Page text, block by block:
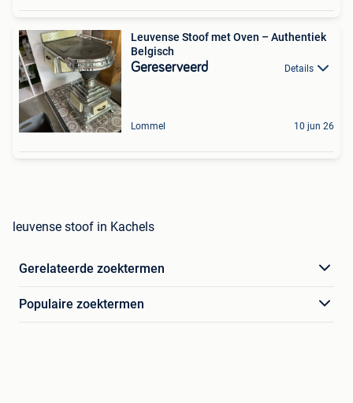
Leuvense Stoof met Oven – Authentiek
Belgisch
Gereserveerd Details
Lommel 10 jun 26
leuvense stoof in Kachels
Gerelateerde zoektermen
Populaire zoektermen